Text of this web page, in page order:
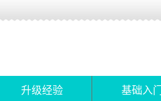
升级经验 基础入门